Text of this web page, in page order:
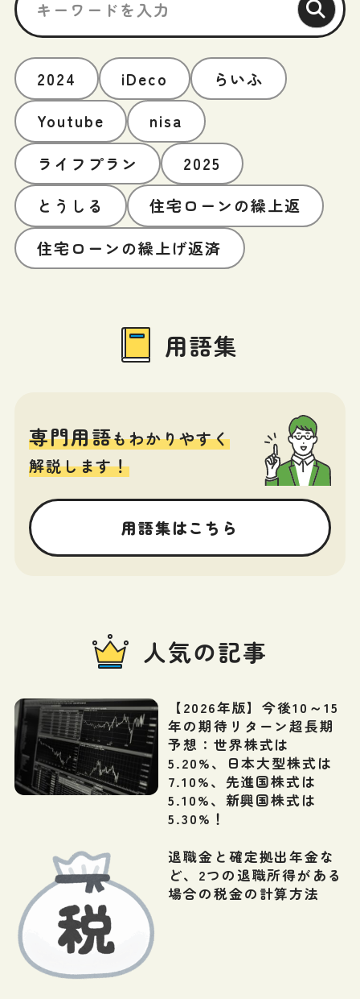
2024 iDeco
らいふ
Youtube
nisa
ライフプラン
2025
とうしる
住宅ローンの繰上返
住宅ローンの繰上げ返済
用語集
専門用語もわかりやすく
解説します！
用語集はこちら
人気の記事
【2026年版】今後10～15
年の期待リターン超長期
予想：世界株式は
5.20%、日本大型株式は
7.10%、先進国株式は
5.10%、新興国株式は
5.30%！
退職金と確定拠出年金な
ど、2つの退職所得がある
場合の税金の計算方法